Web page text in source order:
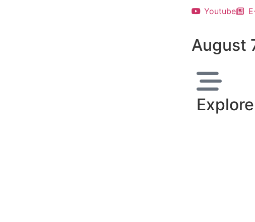
Youtube
August
Explore